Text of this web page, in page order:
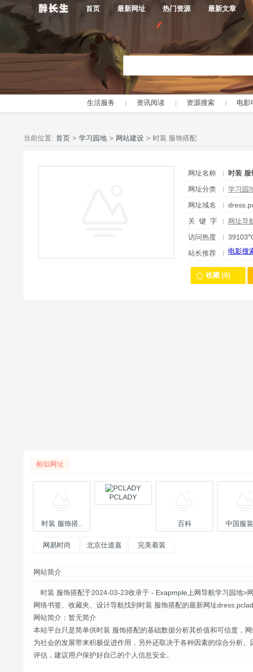
首页 最新网址 热门资源 最新文章
生活服务 资讯阅读 资源搜索 电影
当前位置: 首页 > 学习园地 > 网站建设 > 时装 服饰搭配
网址名称
时装 服
网址分类
学习园
网址域名
关 键 字
网址导
访问热度
站长推荐
电影搜
收藏 (0)
相似网址
时装 服饰搭..
PCLADY
百科 中国服装
网易时尚
北京仕道嘉
完美着装
网站简介
时装 服饰搭配于2024-03-23收录于 - Exapmple上网导航学习园地>
网络书签、收藏夹、设计导航找到时装 服饰搭配的最新网址
网站简介：暂无简介
本站平台只是简单供时装 服饰搭配的基础数据分析其价值和可信度，
为社会的发展带来积极促进作用，另外还取决于各种因素的综合分析
评估，建议用户保护好自己的个人信息安全。